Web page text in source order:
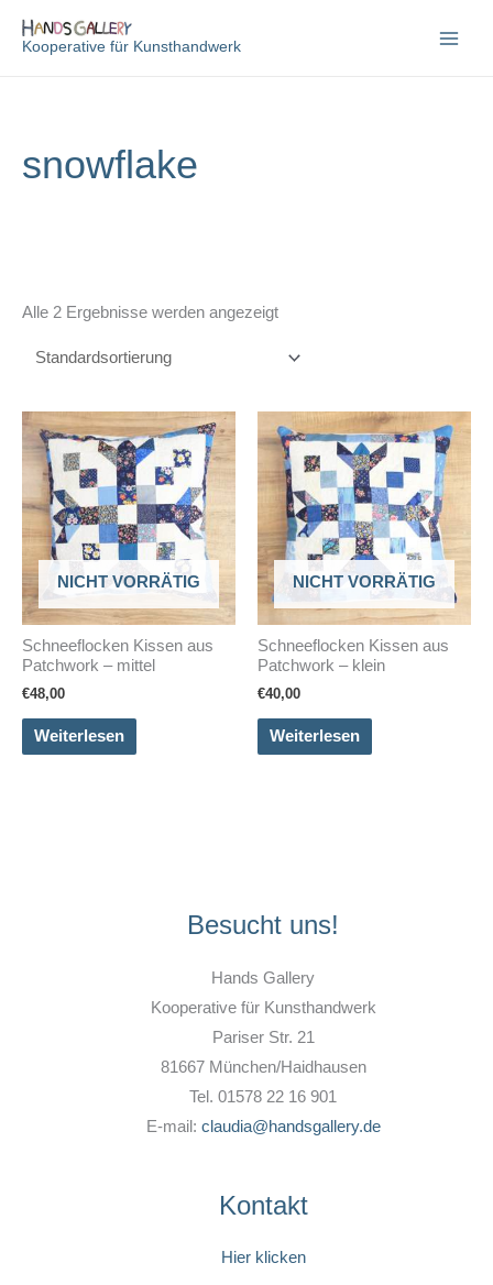
InhaltKooperative für Kunsthandwerk
snowflake
Alle 2 Ergebnisse werden angezeigt
NICHT VORRÄTIG
Schneeflocken Kissen aus
Patchwork – mittel
€48,00
Weiterlesen
NICHT VORRÄTIG
Schneeflocken Kissen aus
Patchwork – klein
€40,00
Weiterlesen
Besucht uns!
Hands Gallery
Kooperative für Kunsthandwerk
Pariser Str. 21
81667 München/Haidhausen
Tel. 01578 22 16 901
E-mail: claudia@handsgallery.de
Kontakt
Hier klicken